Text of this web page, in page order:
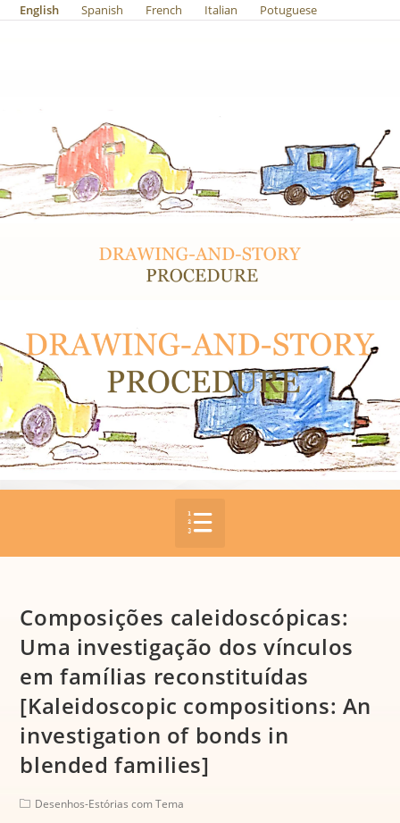
English Spanish French Italian Potuguese
Composições caleidoscópicas:
Uma investigação dos vínculos
em famílias reconstituídas
[Kaleidoscopic compositions: An
investigation of bonds in
blended families]
Desenhos-Estórias com Tema